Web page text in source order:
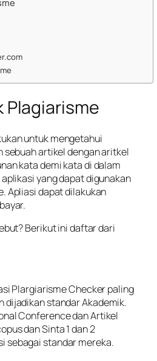
Plagiarisme
untuk mengetahui
sebuah artikel dengan aritkel
kata demi kata di dalam
yang dapat digunakan
Apliasi dapat dilakukan
Berikut ini daftar dari
Plargiarisme Checker paling
dijadikan standar Akademik.
Conference dan Artikel
dan Sinta 1 dan 2
sebagai standar mereka.